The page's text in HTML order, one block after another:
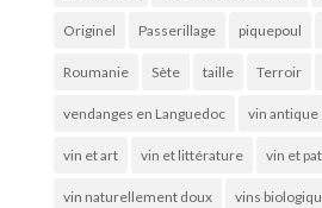
Originel Passerillage piquepoul
Roumanie Sète taille Terroir
vendanges en Languedoc vin antique
vin et art vin et littérature vin et
vin naturellement doux vins